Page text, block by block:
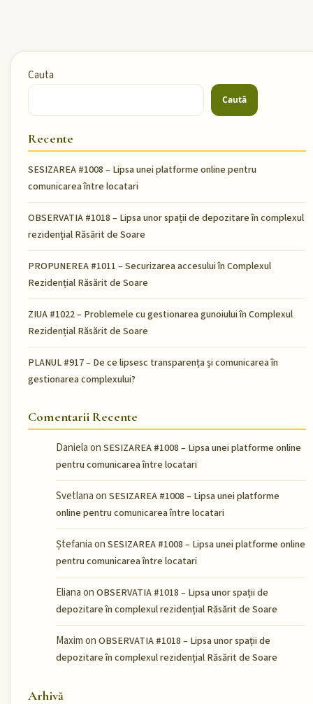
Cauta
Caută
Recente
SESIZAREA #1008 – Lipsa unei platforme online pentru
comunicarea între locatari
OBSERVATIA #1018 – Lipsa unor spații de depozitare în complexul
rezidențial Răsărit de Soare
PROPUNEREA #1011 – Securizarea accesului în Complexul
Rezidențial Răsărit de Soare
ZIUA #1022 – Problemele cu gestionarea gunoiului în Complexul
Rezidențial Răsărit de Soare
PLANUL #917 – De ce lipsesc transparența și comunicarea în
gestionarea complexului?
Comentarii Recente
Danielaon SESIZAREA #1008 – Lipsa unei platforme online
pentru comunicarea între locatari
Svetlanaon SESIZAREA #1008 – Lipsa unei platforme
online pentru comunicarea între locatari
Ștefaniaon SESIZAREA #1008 – Lipsa unei platforme online
pentru comunicarea între locatari
Elianaon OBSERVATIA #1018 – Lipsa unor spații de
depozitare în complexul rezidențial Răsărit de Soare
Maximon OBSERVATIA #1018 – Lipsa unor spații de
depozitare în complexul rezidențial Răsărit de Soare
Arhivă